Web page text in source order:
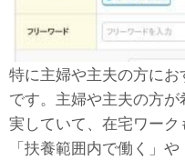
特に主婦や主夫の方に
です。主婦や主夫の方
実していて、在宅ワーク
「扶養範囲内で働く」